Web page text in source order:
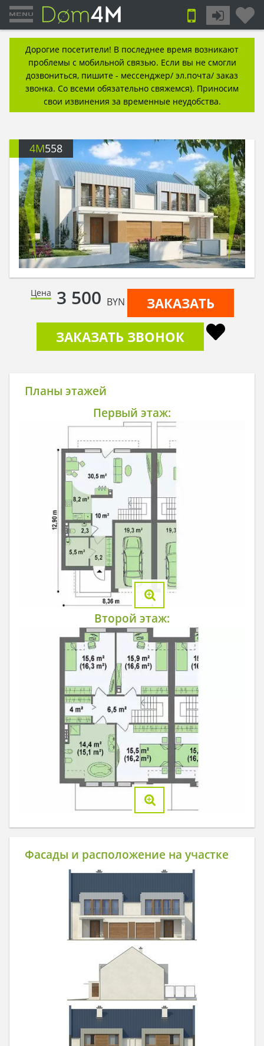
Дорогие посетители! В последнее время возникают
проблемы с мобильной связью. Если вы не смогли
дозвониться, пишите - мессенджер/ эл.почта/ заказ
звонка. Со всеми обязательно свяжемся). Приносим
свои извинения за временные неудобства.
4M558
Цена 3 500 BYN
ЗАКАЗАТЬ
ЗАКАЗАТЬ ЗВОНОК
Планы этажей
Первый этаж:
Второй этаж:
Фасады и расположение на участке